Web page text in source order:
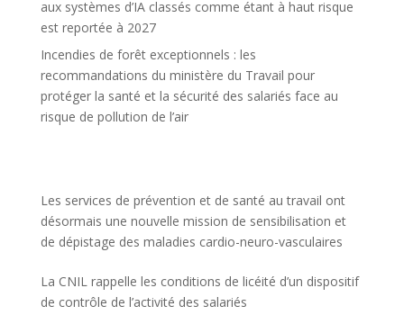
aux systèmes d’IA classés comme étant à haut risque
est reportée à 2027
Incendies de forêt exceptionnels : les
recommandations du ministère du Travail pour
protéger la santé et la sécurité des salariés face au
risque de pollution de l’air
Les services de prévention et de santé au travail ont
désormais une nouvelle mission de sensibilisation et
de dépistage des maladies cardio-neuro-vasculaires
La CNIL rappelle les conditions de licéité d’un dispositif
de contrôle de l’activité des salariés